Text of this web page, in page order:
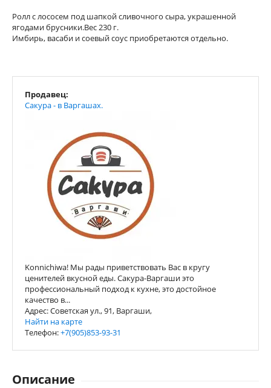
Ролл с лососем под шапкой сливочного сыра, украшенной
ягодами брусники.Вес 230 г.
Имбирь, васаби и соевый соус приобретаются отдельно.
Продавец:
Сакура - в Варгашах.
Konnichiwa! Мы рады приветствовать Вас в кругу
ценителей вкусной еды. Сакура-Варгаши это
профессиональный подход к кухне, это достойное
качество в...
Адрес: Советская ул., 91, Варгаши,
Найти на карте
Телефон:+7(905)853-93-31
Описание